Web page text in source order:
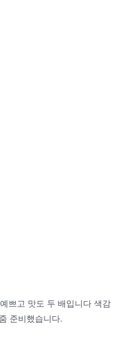
쁘고 맛도 두 배입니다 색감
준비했습니다.